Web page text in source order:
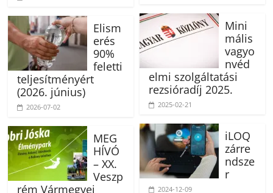
Elism
erés
90%
feletti
teljesítményért
(2026. június)
2026-07-02
MEG
HÍVÓ
– XX.
Veszp
rém Vármegyei
Mini
mális
vagyo
nvéd
elmi szolgáltatási
rezsióradíj 2025.
2025-02-21
iLOQ
zárre
ndsze
r
2024-12-09